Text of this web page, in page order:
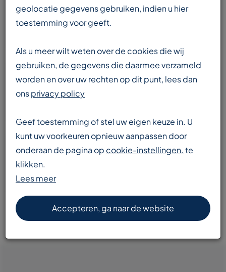
Team
beschikbaar in meerdere talen
Enorme voorraad
transportbanden en componenten
Snelle levering
geolocatie gegevens gebruiken, indien u hier
toestemming voor geeft.
Als u meer wilt weten over de cookies die wij
gebruiken, de gegevens die daarmee verzameld
worden en over uw rechten op dit punt, lees dan
onsprivacy policy
Geef toestemming of stel uw eigen keuze in. U
kunt uw voorkeuren opnieuw aanpassen door
onderaan de pagina op cookie-instellingen. te
klikken.
Lees meer
Accepteren, ga naar de website